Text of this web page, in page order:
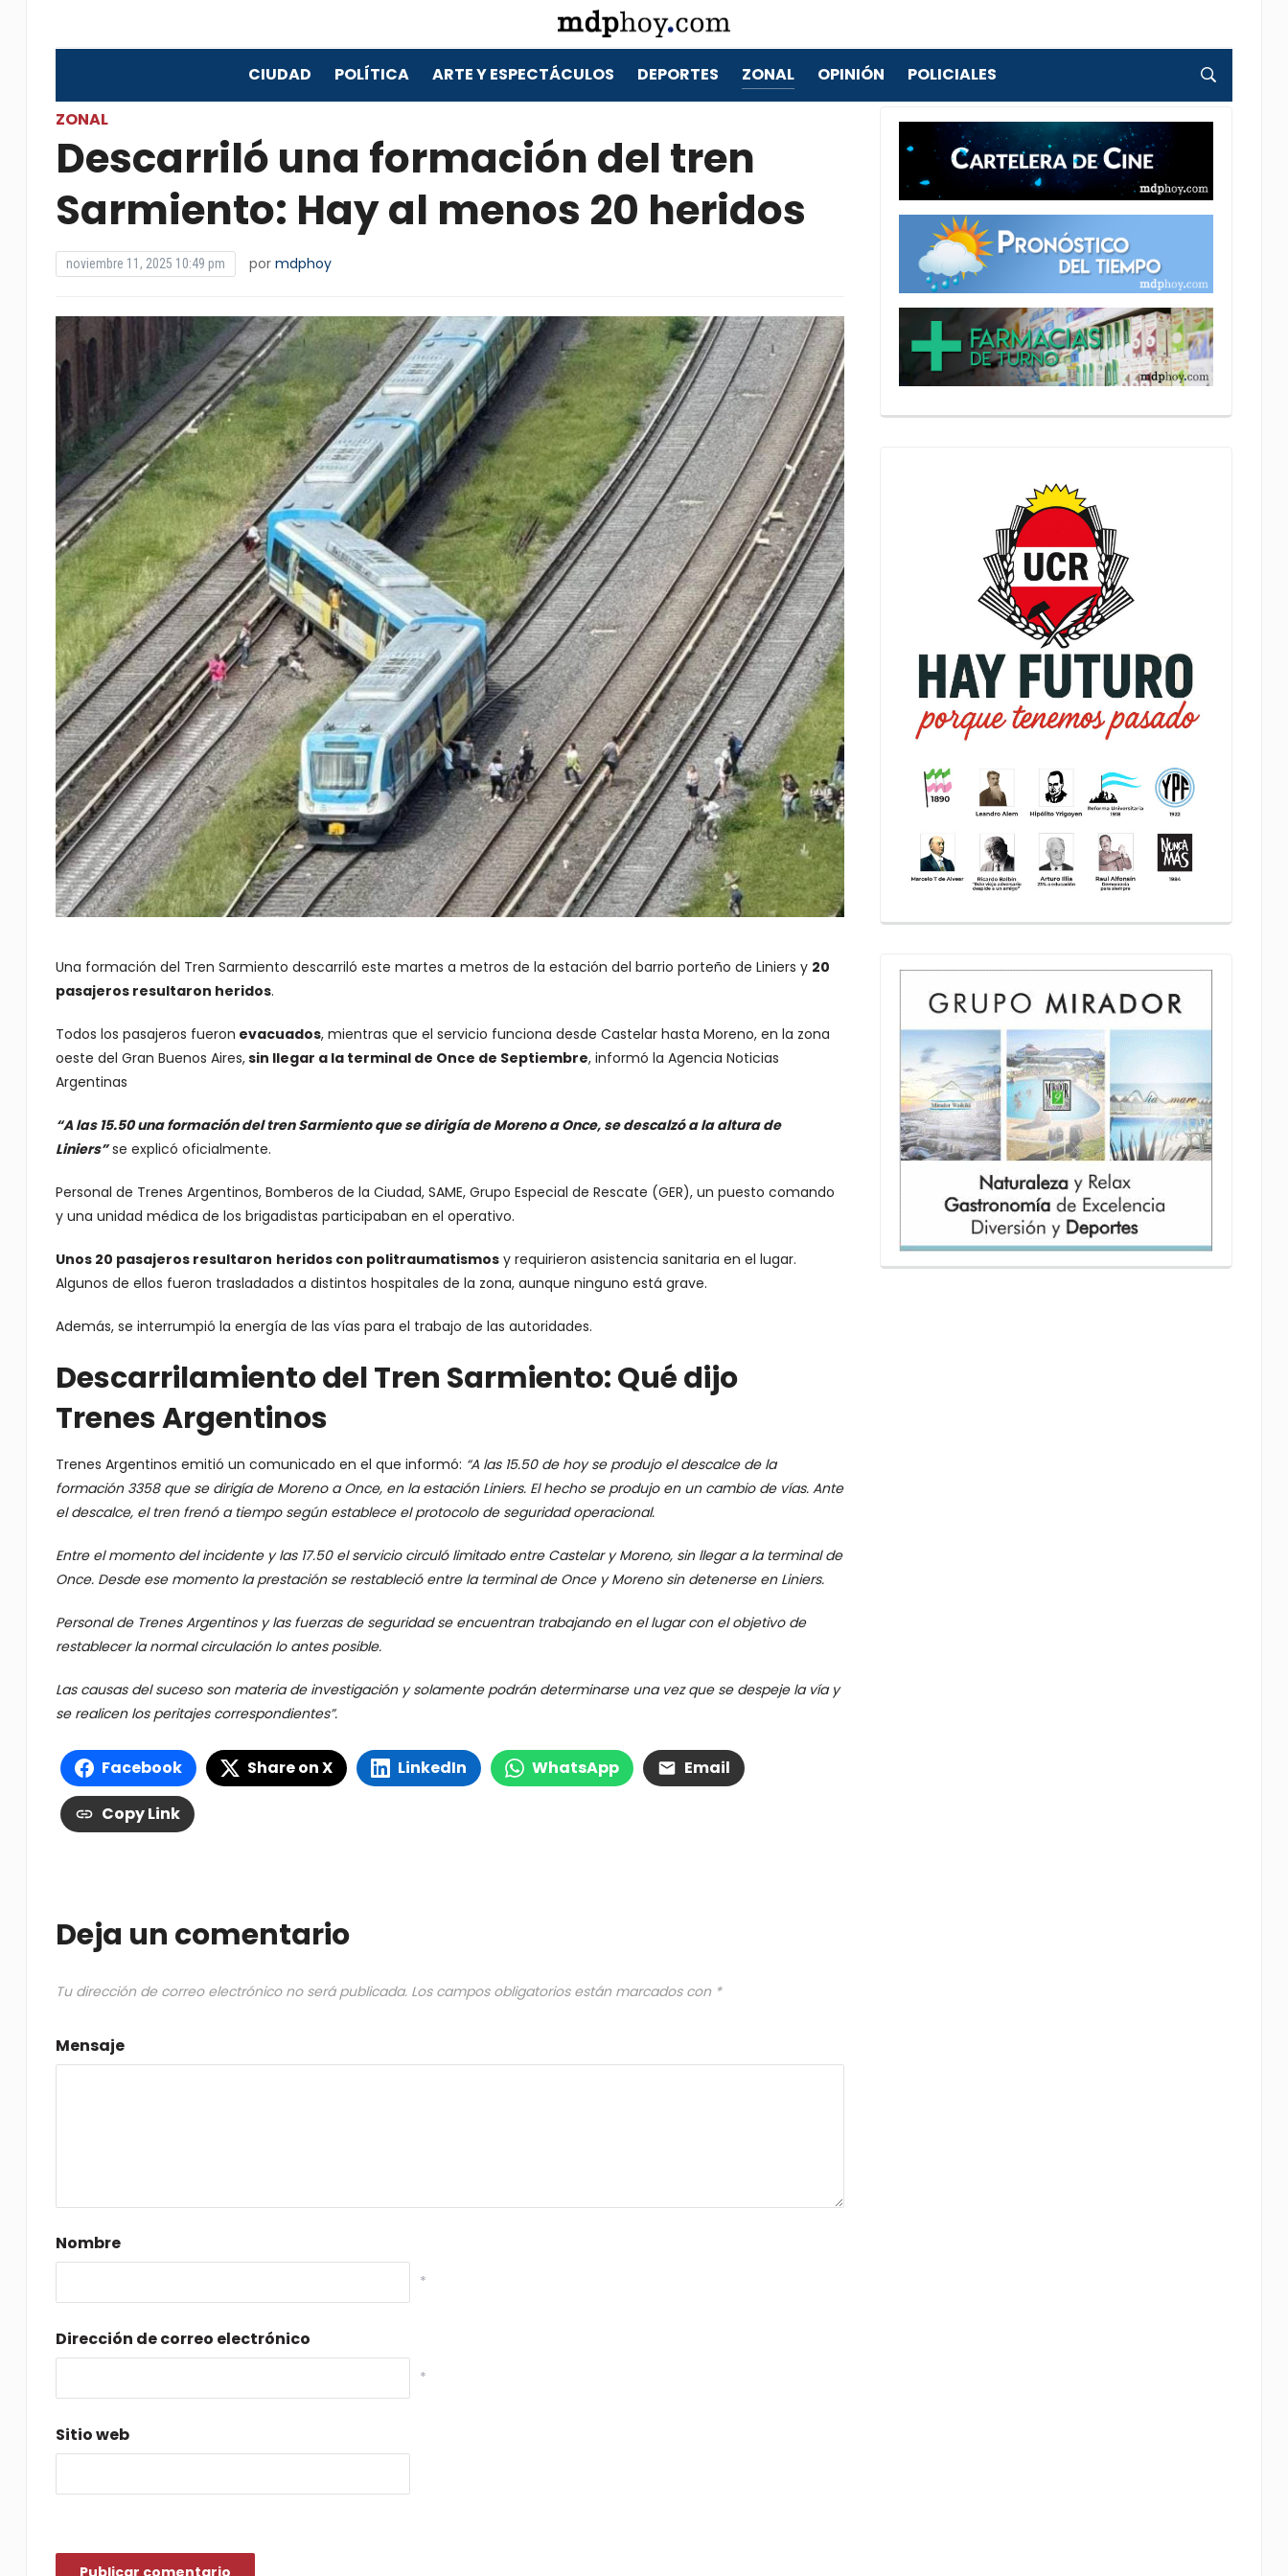
CIUDAD POLÍTICA ARTE Y ESPECTÁCULOS DEPORTES ZONAL OPINIÓN POLICIALES
ZONAL
Descarriló una formación del tren
Sarmiento: Hay al menos 20 heridos
noviembre 11, 2025 10:49 pm por mdphoy
Una formación del Tren Sarmiento descarriló este martes a metros de la estación del barrio porteño de Liniers y 20
pasajeros resultaron heridos.
Todos los pasajeros fueron evacuados, mientras que el servicio funciona desde Castelar hasta Moreno, en la zona
oeste del Gran Buenos Aires,sin llegar a la terminal de Once de Septiembre, informó la Agencia Noticias
Argentinas
“A las 15.50 una formación del tren Sarmiento que se dirigía de Moreno a Once, se descalzó a la altura de
Liniers”se explicó oficialmente.
Personal de Trenes Argentinos, Bomberos de la Ciudad, SAME, Grupo Especial de Rescate (GER), un puesto comando
y una unidad médica de los brigadistas participaban en el operativo.
Unos 20 pasajeros resultaron heridos con politraumatismosy requirieron asistencia sanitaria en el lugar.
Algunos de ellos fueron trasladados a distintos hospitales de la zona, aunque ninguno está grave.
Además, se interrumpió la energía de las vías para el trabajo de las autoridades.
Descarrilamiento del Tren Sarmiento: Qué dijo
Trenes Argentinos
Trenes Argentinos emitió un comunicado en el que informó: “A las 15.50 de hoy se produjo el descalce de la
formación 3358 que se dirigía de Moreno a Once, en la estación Liniers. El hecho se produjo en un cambio de vías. Ante
el descalce, el tren frenó a tiempo según establece el protocolo de seguridad operacional.
Entre el momento del incidente y las 17.50 el servicio circuló limitado entre Castelar y Moreno, sin llegar a la terminal de
Once. Desde ese momento la prestación se restableció entre la terminal de Once y Moreno sin detenerse en Liniers.
Personal de Trenes Argentinos y las fuerzas de seguridad se encuentran trabajando en el lugar con el objetivo de
restablecer la normal circulación lo antes posible.
Las causas del suceso son materia de investigación y solamente podrán determinarse una vez que se despeje la vía y
se realicen los peritajes correspondientes”.
Facebook Share on X LinkedIn WhatsApp Email
Copy Link
Deja un comentario
Tu dirección de correo electrónico no será publicada. Los campos obligatorios están marcados con *
Mensaje
Nombre
*
Dirección de correo electrónico
*
Sitio web